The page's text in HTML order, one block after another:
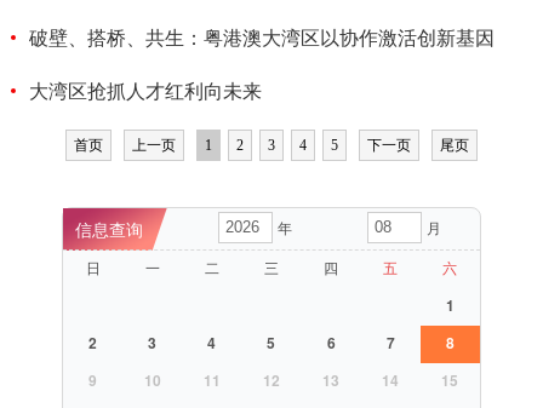
年
月
日
一 二 三 四 五 六
1
2
3 4 5 6 7
8
9
10 11 12 13 14
15
破壁、搭桥、共生：粤港澳大湾区以协作激活创新基因
大湾区抢抓人才红利向未来
首页 上一页 1 2 3 4 5 下一页 尾页